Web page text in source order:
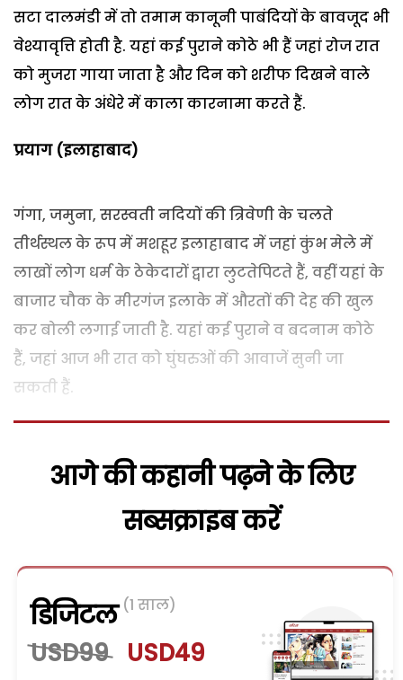
सटा दालमंडी में तो तमाम कानूनी पाबंदियों के बावजूद भी
वेश्यावृत्ति होती है. यहां कई पुराने कोठे भी हैं जहां रोज रात
को मुजरा गाया जाता है और दिन को शरीफ दिखने वाले
लोग रात के अंधेरे में काला कारनामा करते हैं.
प्रयाग (इलाहाबाद)
गंगा, जमुना, सरस्वती नदियों की त्रिवेणी के चलते
तीर्थस्थल के रूप में मशहूर इलाहाबाद में जहां कुंभ मेले में
लाखों लोग धर्म के ठेकेदारों द्वारा लुटतेपिटते हैं, वहीं यहां के
बाजार चौक के मीरगंज इलाके में औरतों की देह की खुल
कर बोली लगाई जाती है. यहां कई पुराने व बदनाम कोठे
हैं, जहां आज भी रात को घुंघरुओं की आवाजें सुनी जा
सकती हैं.
आगे की कहानी पढ़ने के लिए
सब्सक्राइब करें
डिजिटल (1 साल)
USD99 USD49